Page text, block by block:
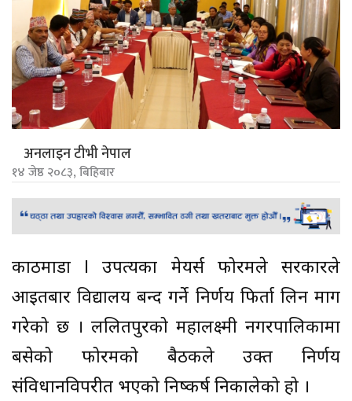
अनलाइन टीभी नेपाल
१४ जेष्ठ २०८३, बिहिबार
काठमाडौं l उपत्यका मेयर्स फोरमले सरकारले
आइतबार विद्यालय बन्द गर्ने निर्णय फिर्ता लिन माग
गरेको छ । ललितपुरको महालक्ष्मी नगरपालिकामा
बसेको फोरमको बैठकले उक्त निर्णय
संविधानविपरीत भएको निष्कर्ष निकालेको हो ।